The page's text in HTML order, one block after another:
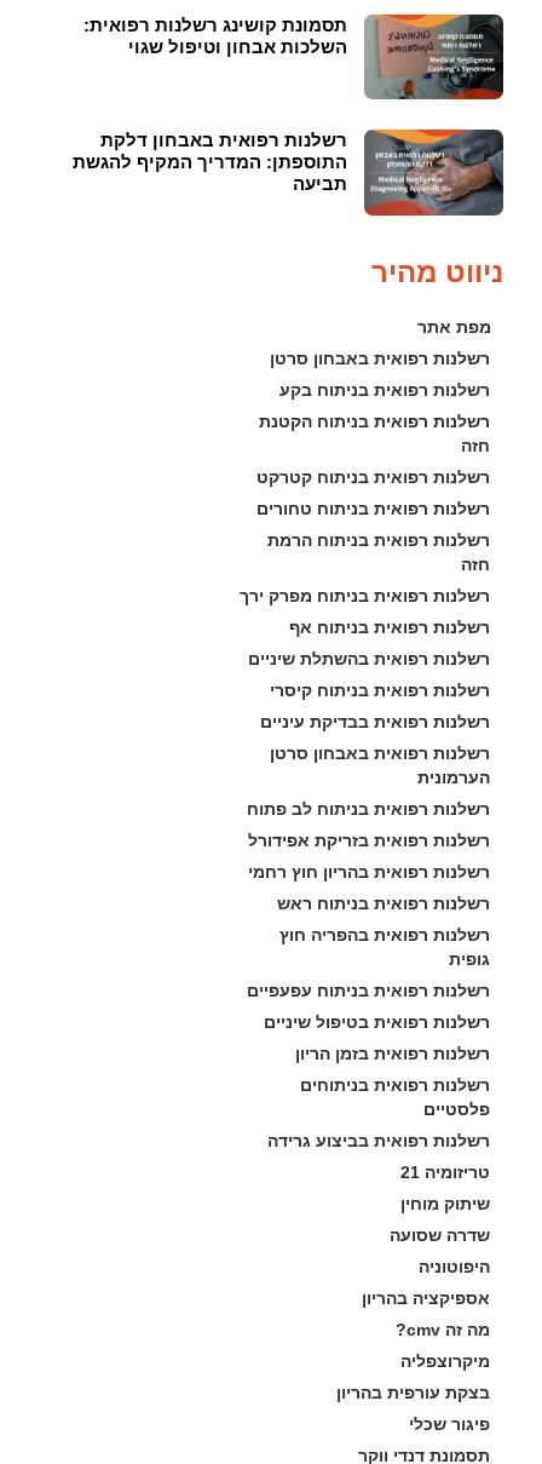
תסמונת קושינג רשלנות רפואית:
השלכות אבחון וטיפול שגוי
רשלנות רפואית באבחון דלקת
התוספתן: המדריך המקיף להגשת
תביעה
ניווט מהיר
מפת אתר
רשלנות רפואית באבחון סרטן
רשלנות רפואית בניתוח בקע
רשלנות רפואית בניתוח הקטנת
חזה
רשלנות רפואית בניתוח קטרקט
רשלנות רפואית בניתוח טחורים
רשלנות רפואית בניתוח הרמת
חזה
רשלנות רפואית בניתוח מפרק ירך
רשלנות רפואית בניתוח אף
רשלנות רפואית בהשתלת שיניים
רשלנות רפואית בניתוח קיסרי
רשלנות רפואית בבדיקת עיניים
רשלנות רפואית באבחון סרטן
הערמונית
רשלנות רפואית בניתוח לב פתוח
רשלנות רפואית בזריקת אפידורל
רשלנות רפואית בהריון חוץ רחמי
רשלנות רפואית בניתוח ראש
רשלנות רפואית בהפריה חוץ
גופית
רשלנות רפואית בניתוח עפעפיים
רשלנות רפואית בטיפול שיניים
רשלנות רפואית בזמן הריון
רשלנות רפואית בניתוחים
פלסטיים
רשלנות רפואית בביצוע גרידה
טריזומיה 21
שיתוק מוחין
שדרה שסועה
היפוטוניה
אספיקציה בהריון
מה זה cmv?
מיקרוצפליה
בצקת עורפית בהריון
פיגור שכלי
תסמונת דנדי ווקר